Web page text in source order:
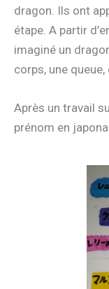
dragon. Ils ont
étape. A partir
imaginé un
corps, une queue,
Après un travail
prénom en